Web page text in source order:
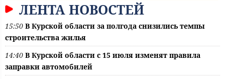
ЛЕНТА НОВОСТЕЙ
15:50 В Курской области за полгода снизились темпы
строительства жилья
14:40 В Курской области с 15 июля изменят правила
заправки автомобилей